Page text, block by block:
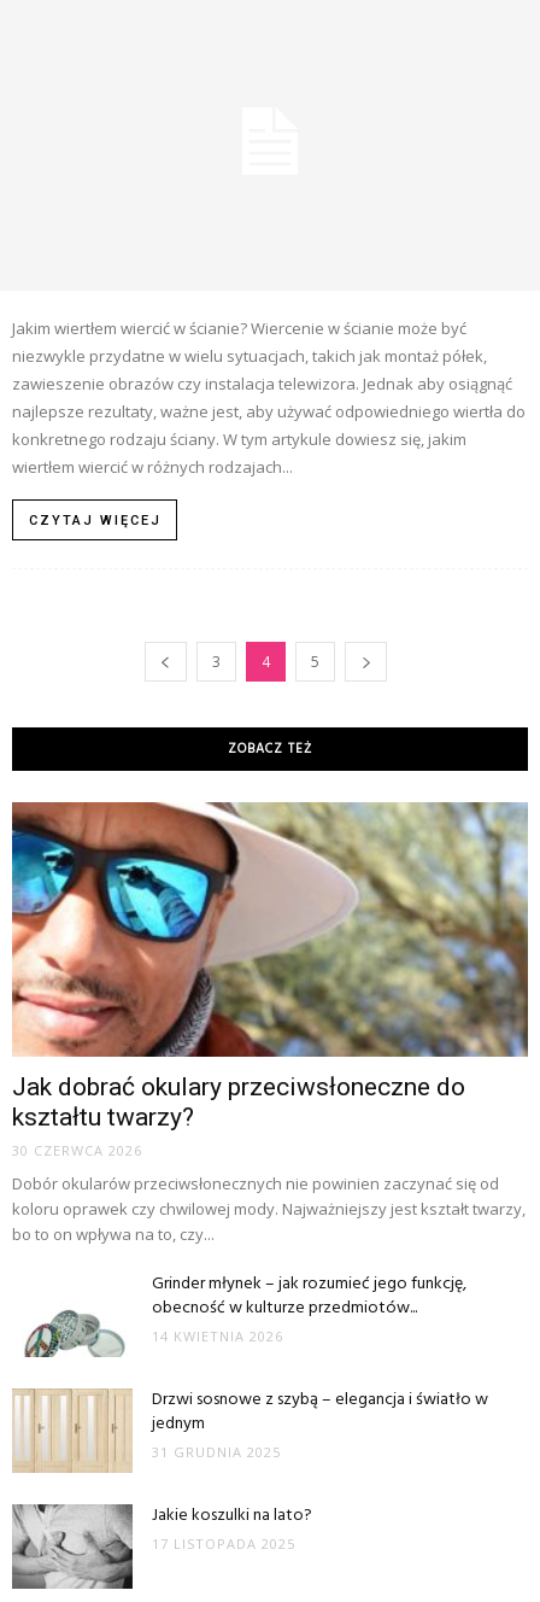
Jakim wiertłem wiercić w ścianie? Wiercenie w ścianie może być
niezwykle przydatne w wielu sytuacjach, takich jak montaż półek,
zawieszenie obrazów czy instalacja telewizora. Jednak aby osiągnąć
najlepsze rezultaty, ważne jest, aby używać odpowiedniego wiertła do
konkretnego rodzaju ściany. W tym artykule dowiesz się, jakim
wiertłem wiercić w różnych rodzajach...
CZYTAJ WIĘCEJ
3 4 5
ZOBACZ TEŻ
Jak dobrać okulary przeciwsłoneczne do
kształtu twarzy?
30 CZERWCA 2026
Dobór okularów przeciwsłonecznych nie powinien zaczynać się od
koloru oprawek czy chwilowej mody. Najważniejszy jest kształt twarzy,
bo to on wpływa na to, czy...
Grinder młynek – jak rozumieć jego funkcję,
obecność w kulturze przedmiotów...
14 KWIETNIA 2026
Drzwi sosnowe z szybą – elegancja i światło w
jednym
31 GRUDNIA 2025
Jakie koszulki na lato?
17 LISTOPADA 2025